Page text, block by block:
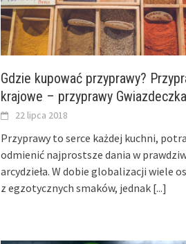
Gdzie kupować przyprawy?
krajowe – przyprawy Gwiazdeczka
22 lipca 2018
Przyprawy to serce każdej kuchni,
odmienić najprostsze dania w
arcydzieła. W dobie globalizacji wiele
z egzotycznych smaków, jednak [...]